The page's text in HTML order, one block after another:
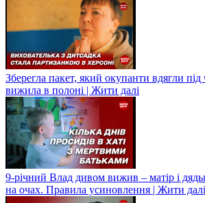
Зберегла пакет, який окупанти вдягли
вижила в полоні | Жити далі
9-річний Влад дивом вижив – матір і
на очах. Правила усиновлення | Жити далі